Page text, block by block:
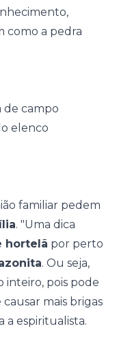
como a pedra
familiar pedem
. "Uma dica
hortelã por perto
. Ou seja,
inteiro, pois pode
mais brigas
a espiritualista.